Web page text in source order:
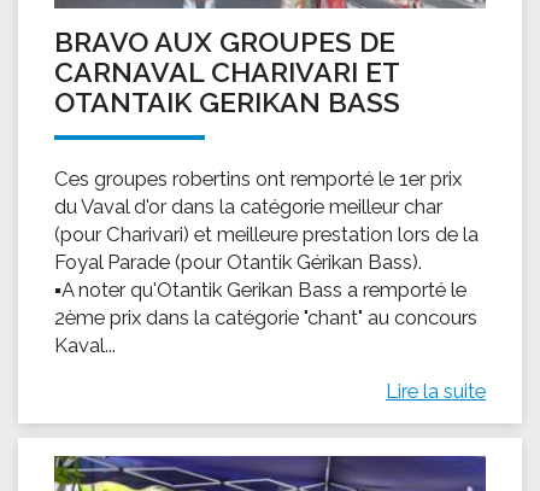
BRAVO AUX GROUPES DE
CARNAVAL CHARIVARI ET
OTANTAIK GERIKAN BASS
Ces groupes robertins ont remporté le 1er prix
du Vaval d'or dans la catégorie meilleur char
(pour Charivari) et meilleure prestation lors de la
Foyal Parade (pour Otantik Gérikan Bass).
▪A noter qu'Otantik Gerikan Bass a remporté le
2ème prix dans la catégorie "chant" au concours
Kaval...
Lire la suite